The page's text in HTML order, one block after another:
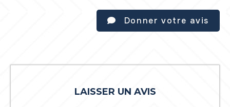
Donner votre avis
LAISSER UN AVIS